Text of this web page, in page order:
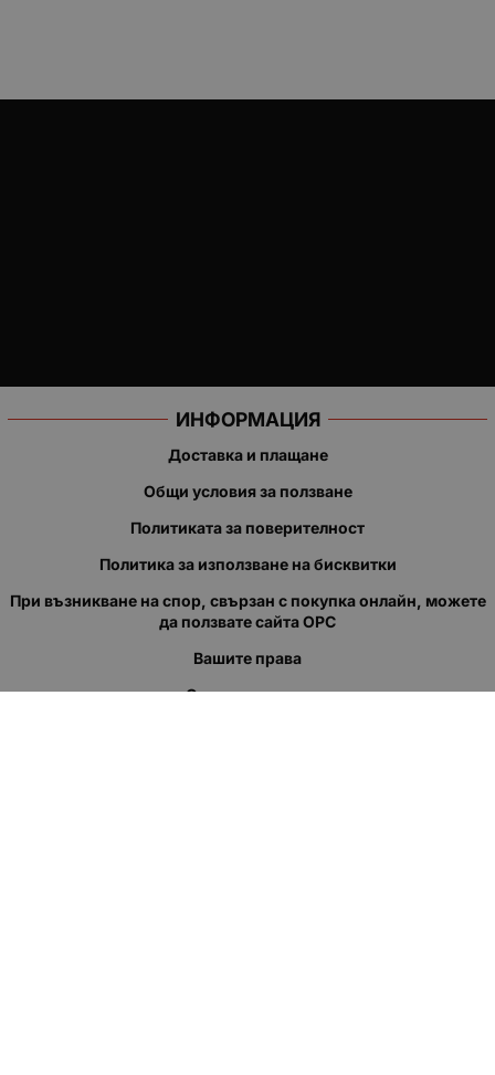
ИНФОРМАЦИЯ
Доставка и плащане
Общи условия за ползване
Политиката за поверителност
Политика за използване на бисквитки
При възникване на спор, свързан с покупка онлайн, можете
да ползвате сайта ОРС
Вашите права
Отказ от сделка